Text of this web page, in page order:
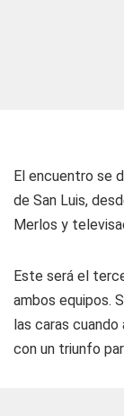
El encuentro se
de San Luis,
Merlos y
Este será el
ambos equipos.
las caras
con un triunfo